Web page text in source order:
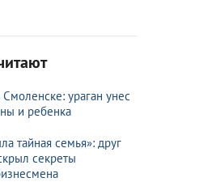
Смоленске: ураган унес
и ребенка
тайная семья»: друг
секреты